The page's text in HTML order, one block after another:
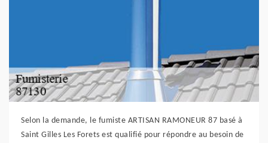
Selon la demande, le fumiste ARTISAN RAMONEUR 87 basé à
Saint Gilles Les Forets est qualifié pour répondre au besoin de